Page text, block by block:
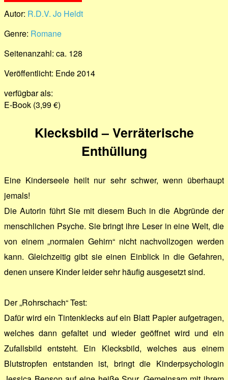
Autor: R.D.V. Jo Heldt
Genre: Romane
Seitenanzahl: ca. 128
Veröffentlicht: Ende 2014
verfügbar als:
E-Book (3,99 €)
Klecksbild – Verräterische
Enthüllung
Eine Kinderseele heilt nur sehr schwer, wenn überhaupt
jemals!
Die Autorin führt Sie mit diesem Buch in die Abgründe der
menschlichen Psyche. Sie bringt ihre Leser in eine Welt, die
von einem „normalen Gehirn“ nicht nachvollzogen werden
kann. Gleichzeitig gibt sie einen Einblick in die Gefahren,
denen unsere Kinder leider sehr häufig ausgesetzt sind.
Der „Rohrschach“ Test:
Dafür wird ein Tintenklecks auf ein Blatt Papier aufgetragen,
welches dann gefaltet und wieder geöffnet wird und ein
Zufallsbild entsteht. Ein Klecksbild, welches aus einem
Blutstropfen entstanden ist, bringt die Kinderpsychologin